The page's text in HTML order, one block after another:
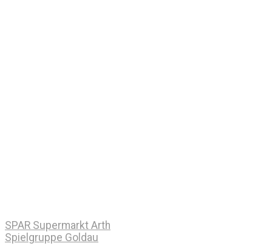
SPAR Supermarkt Arth
Spielgruppe Goldau